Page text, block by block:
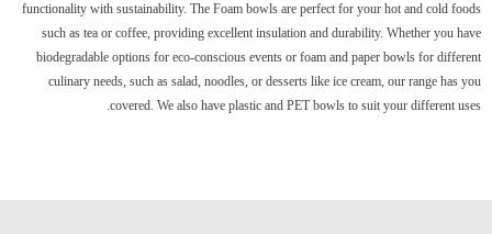
functionality with sustainability. The Foam bowls are perfect for your hot and cold foods
such as tea or coffee, providing excellent insulation and durability. Whether you have
biodegradable options for eco-conscious events or foam and paper bowls for different
culinary needs, such as salad, noodles, or desserts like ice cream, our range has you
covered. We also have plastic and PET bowls to suit your different uses.